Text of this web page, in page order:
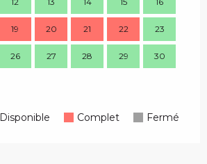
19 20 21 22 23
26 27 28 29 30
Disponible Complet Fermé